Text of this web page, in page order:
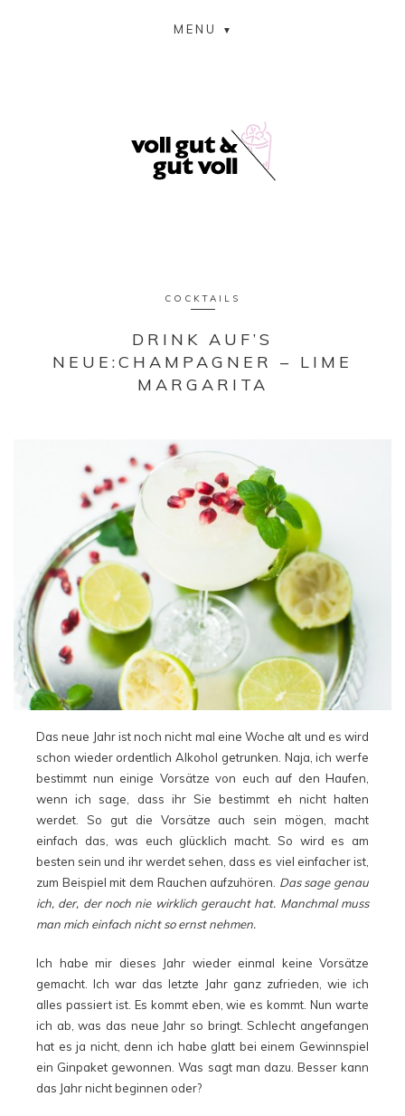
MENU
COCKTAILS
DRINK AUF’S
NEUE:CHAMPAGNER – LIME
MARGARITA
Das neue Jahr ist noch nicht mal eine Woche alt und es wird
schon wieder ordentlich Alkohol getrunken. Naja, ich werfe
bestimmt nun einige Vorsätze von euch auf den Haufen,
wenn ich sage, dass ihr Sie bestimmt eh nicht halten
werdet. So gut die Vorsätze auch sein mögen, macht
einfach das, was euch glücklich macht. So wird es am
besten sein und ihr werdet sehen, dass es viel einfacher ist,
zum Beispiel mit dem Rauchen aufzuhören. Das sage genau
ich, der, der noch nie wirklich geraucht hat. Manchmal muss
man mich einfach nicht so ernst nehmen.
Ich habe mir dieses Jahr wieder einmal keine Vorsätze
gemacht. Ich war das letzte Jahr ganz zufrieden, wie ich
alles passiert ist. Es kommt eben, wie es kommt. Nun warte
ich ab, was das neue Jahr so bringt. Schlecht angefangen
hat es ja nicht, denn ich habe glatt bei einem Gewinnspiel
ein Ginpaket gewonnen. Was sagt man dazu. Besser kann
das Jahr nicht beginnen oder?